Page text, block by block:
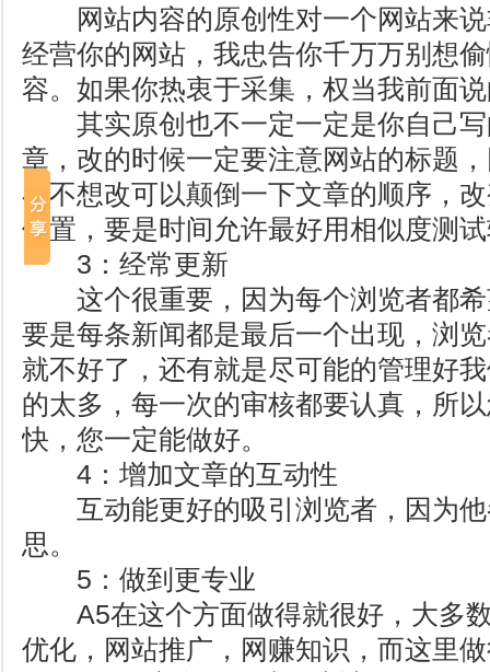
网站内容的原创性对一个网站来说
经营你的网站，我忠告你千万万别想
容。如果你热衷于采集，权当我前面
其实原创也不一定一定是你自己写
章，改的时候一定要注意网站的标题
在不想改可以颠倒一下文章的顺序，
位置，要是时间允许最好用相似度测
3：经常更新
这个很重要，因为每个浏览者都希
要是每条新闻都是最后一个出现，浏
就不好了，还有就是尽可能的管理好
的太多，每一次的审核都要认真，所
快，您一定能做好。
4：增加文章的互动性
互动能更好的吸引浏览者，因为他
思。
5：做到更专业
A5在这个方面做得就很好，大多数
优化，网站推广，网赚知识，而这里